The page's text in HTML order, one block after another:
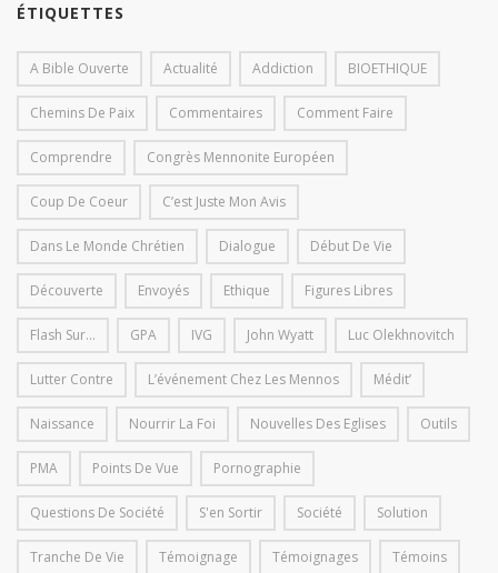
ÉTIQUETTES
A Bible Ouverte Actualité Addiction BIOETHIQUE
Chemins De Paix Commentaires Comment Faire
Comprendre Congrès Mennonite Européen
Coup De Coeur C’est Juste Mon Avis
Dans Le Monde Chrétien Dialogue Début De Vie
Découverte Envoyés Ethique Figures Libres
Flash Sur... GPA IVG John Wyatt Luc Olekhnovitch
Lutter Contre L’événement Chez Les Mennos Médit’
Naissance Nourrir La Foi Nouvelles Des Eglises Outils
PMA Points De Vue Pornographie
Questions De Société S'en Sortir Société Solution
Tranche De Vie Témoignage Témoignages Témoins